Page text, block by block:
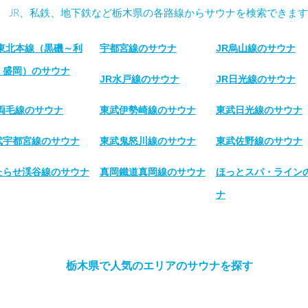
JR、私鉄、地下鉄など栃木県の各路線からサウナを検索できます
北本線（黒磯～利
盛岡）のサウナ
宇都宮線のサウナ JR烏山線のサウナ
JR水戸線のサウナ JR日光線のサウナ
毛線のサウナ 東武伊勢崎線のサウナ 東武日光線のサウナ
宇都宮線のサウナ 東武鬼怒川線のサウナ 東武佐野線のサウナ
らせ渓谷線のサウナ 真岡鐵道真岡線のサウナ ほっとスパ・ライン
ナ
栃木県で人気のエリアのサウナを探す